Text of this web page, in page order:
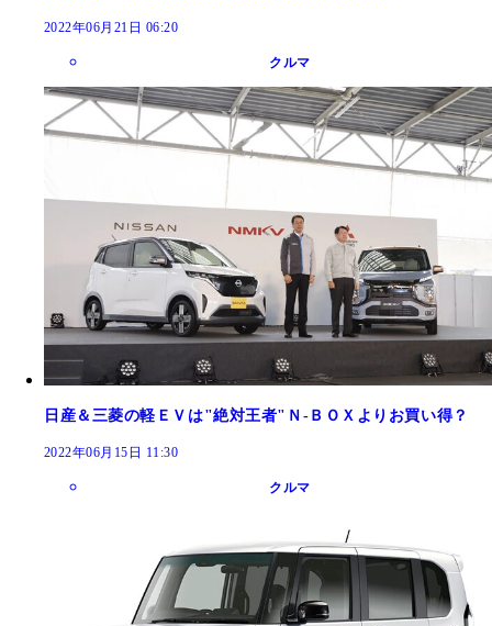
2022年06月21日 06:20
クルマ
日産＆三菱の軽ＥＶは"絶対王者"Ｎ‐ＢＯＸよりお買い得？
2022年06月15日 11:30
クルマ